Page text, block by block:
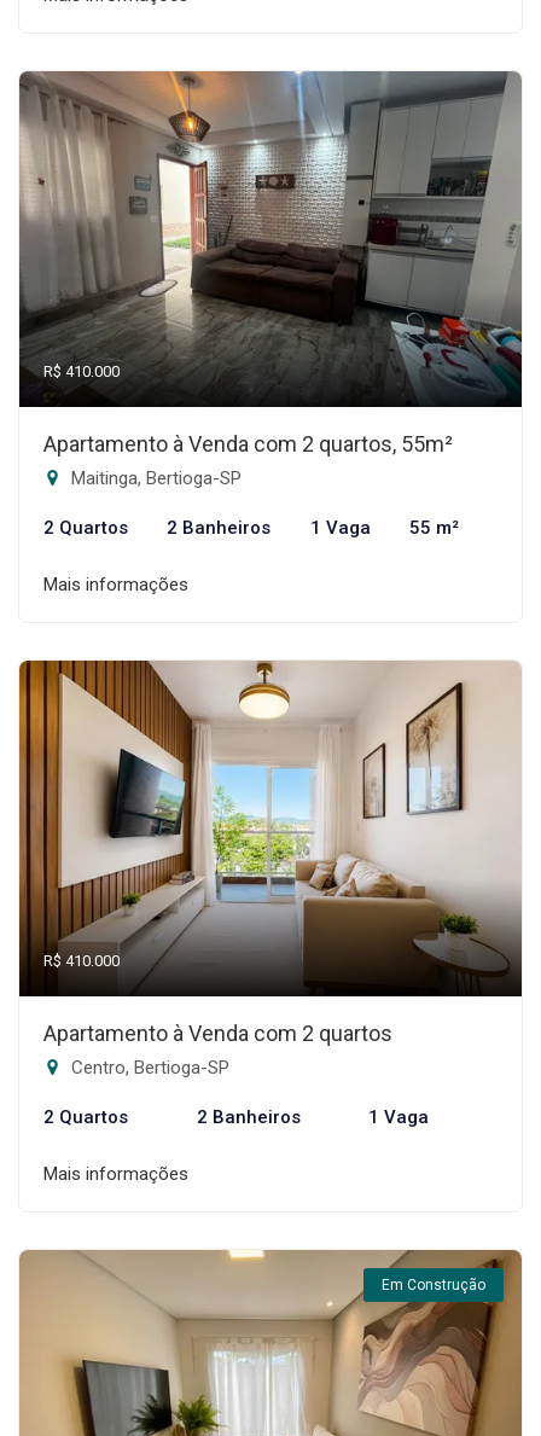
R$ 410.000
Apartamento à Venda com 2 quartos, 55m²
Maitinga, Bertioga-SP
2 Quartos 2 Banheiros 1 Vaga 55 m²
Mais informações
R$ 410.000
Apartamento à Venda com 2 quartos
Centro, Bertioga-SP
2 Quartos 2 Banheiros 1 Vaga
Mais informações
Em Construção